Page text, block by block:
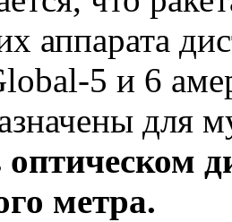
аппарата
5 и 6
для
метра.